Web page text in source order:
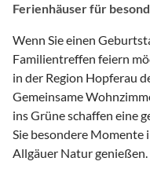
Ferienhäuser für
Wenn Sie einen
Familientreffen feiern
in der Region Hopferau
Gemeinsame
ins Grüne schaffen eine
Sie besondere
Allgäuer Natur genießen.